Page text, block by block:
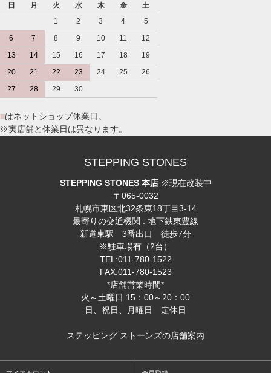
日
月 火 水 木 金
土
1
2 3 4
5
6
7 8 9 10 11
12
13
14 15 16 17 18
19
20
21 22 23 24 25
26
27
28 29 30
■はネットショップ休業日。
※実店舗と休業日は異なります。
STEPPING STONES
STEPPING STONES 本店※現在改装中
〒065-0032
札幌市東区北32条東18丁目3-14
最寄りの交通機関 : 地下鉄東豊線
新道東駅 3番出口 徒歩7分
※駐車場有（2台）
TEL:011-780-1522
FAX:011-780-1523
*店舗営業時間*
火～土曜日 15：00～20：00
日、祝日、月曜日 定休日
ステッピング ストーンズの店舗案内